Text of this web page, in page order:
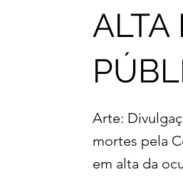
ALTA
Arte:
mortes pela
em alta da